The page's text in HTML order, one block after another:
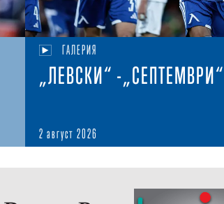
ГАЛЕРИЯ
„ЛЕВСКИ“ -„СЕПТЕМВРИ“
2 август 2026